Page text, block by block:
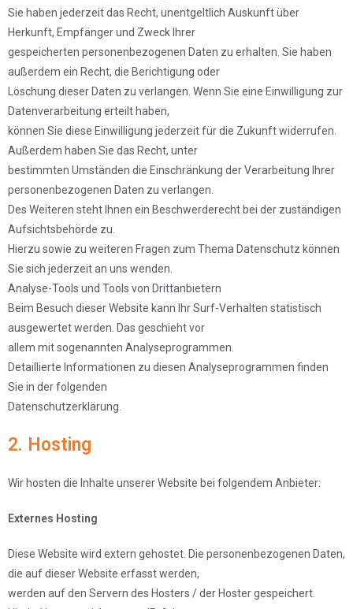
Sie haben jederzeit das Recht, unentgeltlich Auskunft über
Herkunft, Empfänger und Zweck Ihrer
gespeicherten personenbezogenen Daten zu erhalten. Sie haben
außerdem ein Recht, die Berichtigung oder
Löschung dieser Daten zu verlangen. Wenn Sie eine Einwilligung zur
Datenverarbeitung erteilt haben,
können Sie diese Einwilligung jederzeit für die Zukunft widerrufen.
Außerdem haben Sie das Recht, unter
bestimmten Umständen die Einschränkung der Verarbeitung Ihrer
personenbezogenen Daten zu verlangen.
Des Weiteren steht Ihnen ein Beschwerderecht bei der zuständigen
Aufsichtsbehörde zu.
Hierzu sowie zu weiteren Fragen zum Thema Datenschutz können
Sie sich jederzeit an uns wenden.
Analyse-Tools und Tools von Drittanbietern
Beim Besuch dieser Website kann Ihr Surf-Verhalten statistisch
ausgewertet werden. Das geschieht vor
allem mit sogenannten Analyseprogrammen.
Detaillierte Informationen zu diesen Analyseprogrammen finden
Sie in der folgenden
Datenschutzerklärung.
2. Hosting
Wir hosten die Inhalte unserer Website bei folgendem Anbieter:
Externes Hosting
Diese Website wird extern gehostet. Die personenbezogenen Daten,
die auf dieser Website erfasst werden,
werden auf den Servern des Hosters / der Hoster gespeichert.